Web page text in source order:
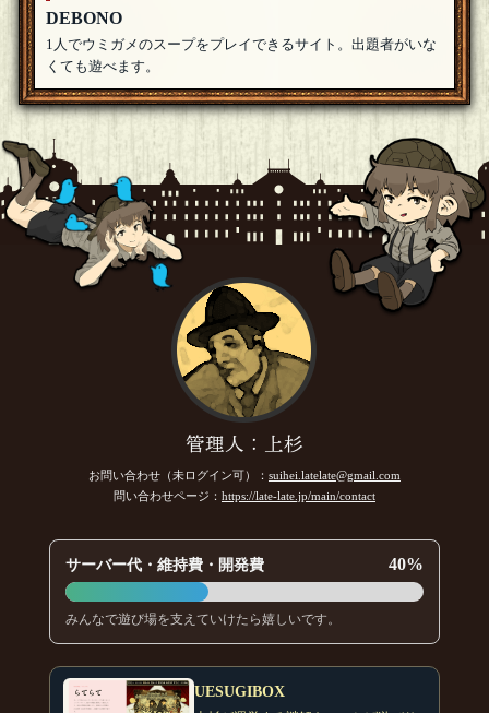
たらいさん、ようこそです！
たらい
参加します[19年06月16日 20:34]
もっぷさん
きっとくりすさん、ようこそです！[19年06月16日 20:32]
きっとくりす
参加します。[19年06月16日 20:32]
DEBONO
1人でウミガメのスープをプレイできるサイト。出題者がいな
くても遊べます。
管理人：上杉
お問い合わせ（未ログイン可）： suihei.latelate@gmail.com
問い合わせページ： https://late-late.jp/main/contact
サーバー代・維持費・開発費 40%
みんなで遊び場を支えていけたら嬉しいです。
UESUGIBOX